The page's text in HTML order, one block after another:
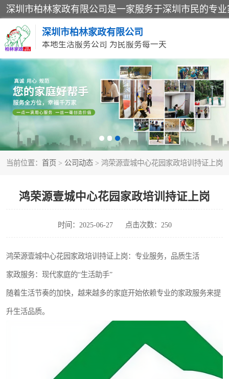
深圳市柏林家政有限公司
本地生活服务公司 为民服务每一天
当前位置： 首页 > 公司动态 > 鸿荣源壹城中心花园家政培训持证上岗
鸿荣源壹城中心花园家政培训持证上岗
时间：2025-06-27 点击次数：250
鸿荣源壹城中心花园家政培训持证上岗：专业服务，品质生活
家政服务：现代家庭的“生活助手”
随着生活节奏的加快，越来越多的家庭开始依赖专业的家政服务来提
升生活品质。
家居保洁
家庭保姆